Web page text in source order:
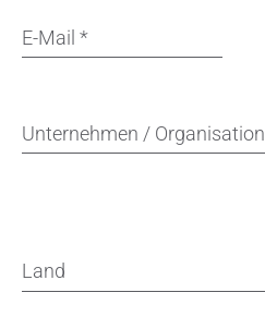
E-Mail *
Unternehmen / Organisation
Land